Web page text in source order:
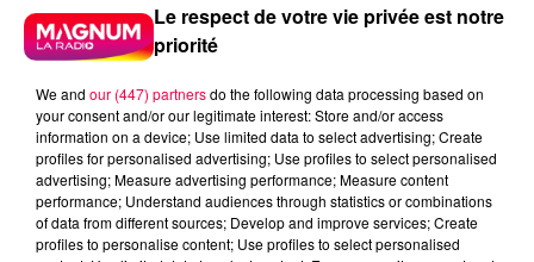
Radio
Vosges
Meurthe et Moselle
Alsace
Meuse Grand Est
Fred
TRISTAN DU SYNDICAT REMPORTE SES PARTIES DE
BOWLING CHEZ SPORT BOWLING A EPINAL
Le respect de votre vie privée est notre
priorité
We and our (447) partnersdo the following data processing based on
your consent and/or our legitimate interest: Store and/or access
information on a device; Use limited data to select advertising; Create
profiles for personalised advertising; Use profiles to select personalised
advertising; Measure advertising performance; Measure content
performance; Understand audiences through statistics or combinations
of data from different sources; Develop and improve services; Create
profiles to personalise content; Use profiles to select personalised